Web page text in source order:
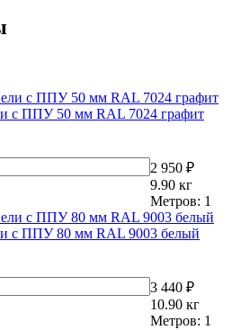
с ППУ 50 мм RAL 7024 графит
2 950 ₽
9.90 кг
Метров: 1
с ППУ 80 мм RAL 9003 белый
3 440 ₽
10.90 кг
Метров: 1